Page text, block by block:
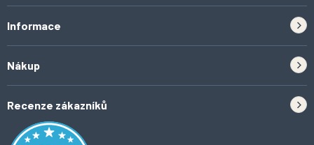
Informace
Tipy do kuchyně
Inspirace a trendy
Nákup
Odstoupení od smlouvy
Obchodní podmínky
Recenze zákazníků